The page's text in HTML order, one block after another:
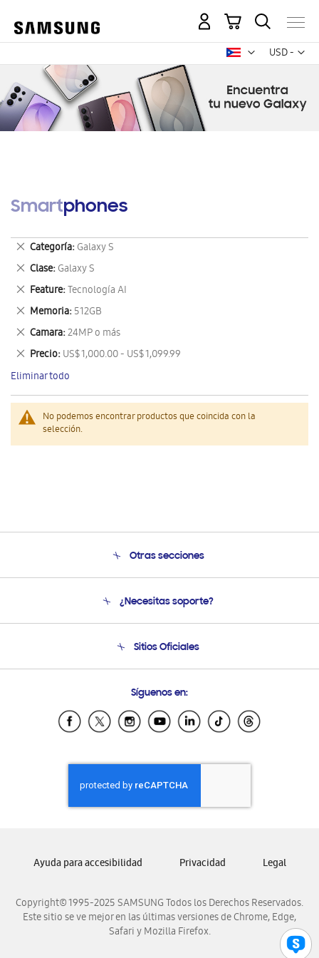
USD -
dólar
Mi carrito
Smartphones
No podemos encontrar productos que coincida con la
selección.
Categoría Galaxy S
Eliminar
este
artículo
Clase Galaxy S
Eliminar
este
artículo
Feature Tecnología AI
Eliminar
este
artículo
Memoria 512GB
Eliminar
este
artículo
Camara 24MP o más
Eliminar
este
artículo
Precio US$ 1,000.00 - US$ 1,099.99
Eliminar
este
artículo
Eliminar todo
Otras secciones
Soporte
Condiciones de Compra
¿Necesitas soporte?
Soporte vía eMail
Sitios Oficiales
Samsung Ecuador
Samsung El Salvador
Samsung Honduras
Samsung Nicaragua
Samsung Panamá
Samsung Venezuela
Síguenos en:
Copyright© 1995-2025 SAMSUNG Todos los Derechos Reservados.
Este sitio se ve mejor en las últimas versiones de Chrome, Edge,
Safari y Mozilla Firefox.
Ayuda para accesibilidad Privacidad Legal